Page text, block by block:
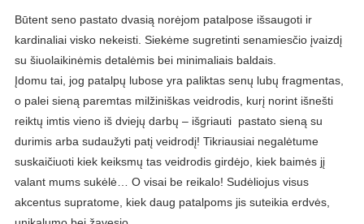
Būtent seno pastato dvasią norėjom patalpose išsaugoti ir
kardinaliai visko nekeisti. Siekėme sugretinti senamiesčio įvaizdį
su šiuolaikinėmis detalėmis bei minimaliais baldais.
Įdomu tai, jog patalpų lubose yra paliktas senų lubų fragmentas,
o palei sieną paremtas milžiniškas veidrodis, kurį norint išnešti
reiktų imtis vieno iš dviejų darbų – išgriauti pastato sieną su
durimis arba sudaužyti patį veidrodį! Tikriausiai negalėtume
suskaičiuoti kiek keiksmų tas veidrodis girdėjo, kiek baimės jį
valant mums sukėlė… O visai be reikalo! Sudėliojus visus
akcentus supratome, kiek daug patalpoms jis suteikia erdvės,